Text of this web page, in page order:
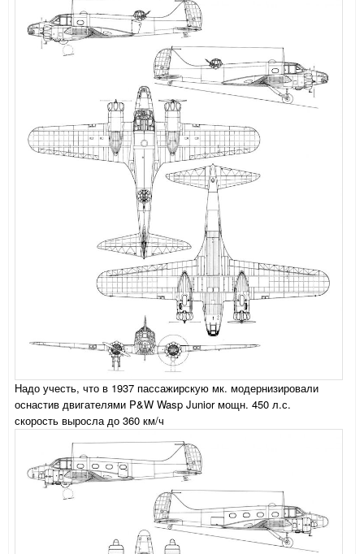
Надо учесть, что в 1937 пассажирскую мк. модернизировали
оснастив двигателями P&W Wasp Junior мощн. 450 л.с.
скорость выросла до 360 км/ч